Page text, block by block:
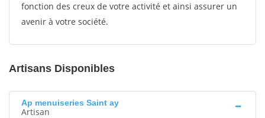
fonction des creux de votre activité et ainsi assurer un
avenir à votre société.
Artisans Disponibles
Ap menuiseries Saint ay
Artisan